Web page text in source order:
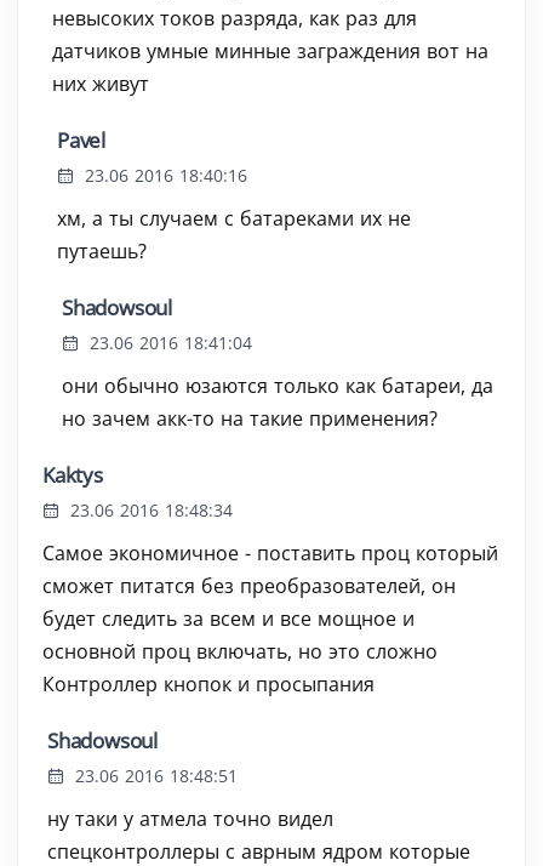
невысоких токов разряда, как раз для
датчиков умные минные заграждения вот на
них живут
Pavel
23.06 2016 18:40:16
хм, а ты случаем с батареками их не
путаешь?
Shadowsoul
23.06 2016 18:41:04
они обычно юзаются только как батареи, да
но зачем акк-то на такие применения?
Kaktys
23.06 2016 18:48:34
Самое экономичное - поставить проц который
сможет питатся без преобразователей, он
будет следить за всем и все мощное и
основной проц включать, но это сложно
Контроллер кнопок и просыпания
Shadowsoul
23.06 2016 18:48:51
ну таки у атмела точно видел
спецконтроллеры с аврным ядром которые